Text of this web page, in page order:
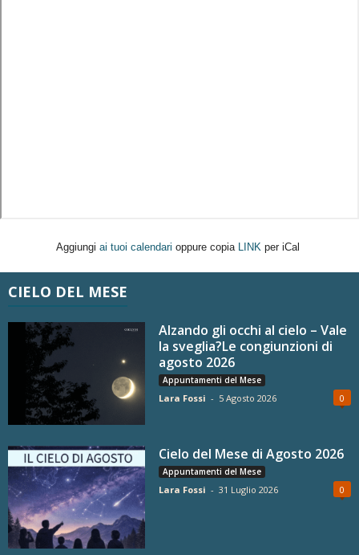
Aggiungi ai tuoi calendari oppure copia LINK per iCal
CIELO DEL MESE
Alzando gli occhi al cielo – Vale
la sveglia?Le congiunzioni di
agosto 2026
Appuntamenti del Mese
Lara Fossi - 5 Agosto 2026 0
Cielo del Mese di Agosto 2026
Appuntamenti del Mese
Lara Fossi - 31 Luglio 2026 0